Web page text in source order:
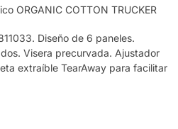
ORGANIC COTTON TRUCKER
Diseño de 6 paneles.
Visera precurvada. Ajustador
extraíble TearAway para facilitar